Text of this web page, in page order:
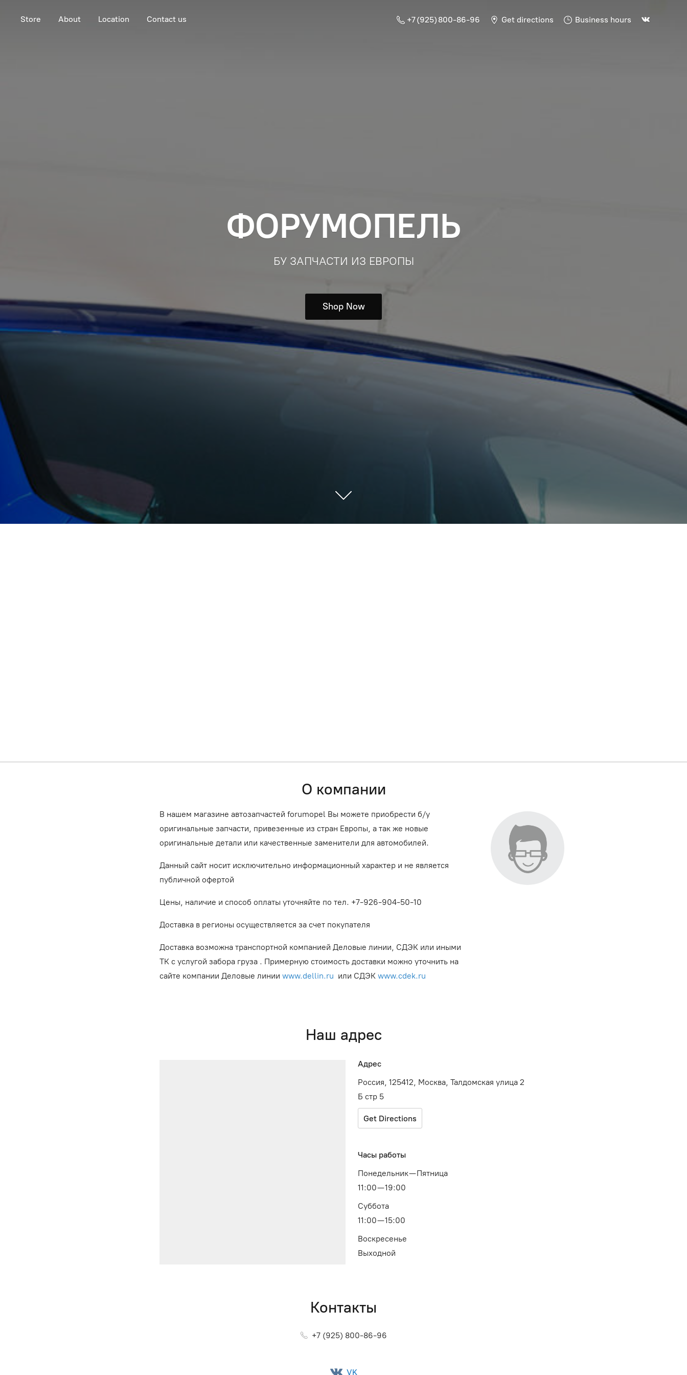
Store About Location Contact us +7 (925) 800-86-96 Get directions Business hours
ФОРУМОПЕЛЬ
БУ ЗАПЧАСТИ ИЗ ЕВРОПЫ
Shop Now
О компании
В нашем магазине автозапчастей forumopel Вы можете приобрести б/у
оригинальные запчасти, привезенные из стран Европы, а так же новые
оригинальные детали или качественные заменители для автомобилей.
Данный сайт носит исключительно информационный характер и не является
публичной офертой
Цены, наличие и способ оплаты уточняйте по тел. +7-926-904-50-10
Доставка в регионы осуществляется за счет покупателя
Доставка возможна транспортной компанией Деловые линии, СДЭК или иными
ТК с услугой забора груза . Примерную стоимость доставки можно уточнить на
сайте компании Деловые линии www.dellin.ru или СДЭК www.cdek.ru
Наш адрес
Адрес
Россия, 125412, Москва, Талдомская улица 2
Б стр 5
Get Directions
Часы работы
Понедельник — Пятница
11:00 — 19:00
Суббота
11:00 — 15:00
Воскресенье
Выходной
Контакты
+7 (925) 800-86-96
VK